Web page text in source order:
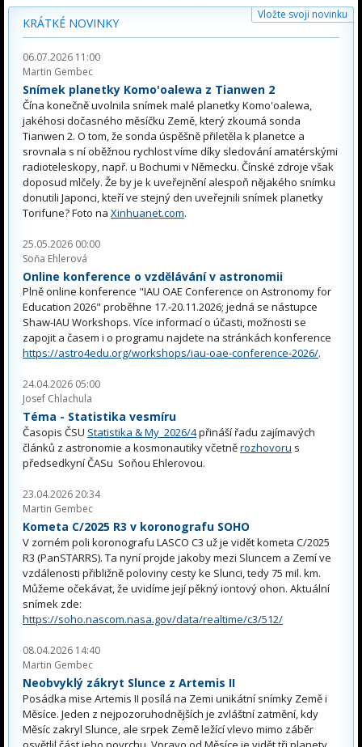
Vložte svoji novinku
KRÁTKÉ NOVINKY
06.07.2026 11:00
Martin Gembec
Snímek planetky Komo'oalewa z Tianwen 2
Čína konečně uvolnila snímek malé planetky Komo'oalewa,
jakéhosi dočasného měsíčku Země, který zkoumá sonda
Tianwen 2. O tom, že sonda úspěšně přiletěla k planetce a
srovnala s ní oběžnou rychlost víme díky sledování amatérskými
radioteleskopy, např. u Bochumi v Německu. Čínské zdroje však
doposud mlčely. Že by je k uveřejnění alespoň nějakého snímku
donutili Japonci, kteří ve stejný den uveřejnili snímek planetky
Torifune? Foto na Xinhuanet.com.
25.05.2026 00:00
Soňa Ehlerová
Online konference o vzdělávání v astronomii
Plně online konference "IAU OAE Conference on Astronomy for
Education 2026" proběhne 17.-20.11.2026; jedná se nástupce
Shaw-IAU Workshops. Více informací o účasti, možnosti se
zapojit a časem i o programu najdete na stránkách konference
https://astro4edu.org/workshops/iau-oae-conference-2026/.
24.04.2026 05:00
Josef Chlachula
Téma - Statistika vesmíru
Časopis ČSU Statistika & My 2026/4přináší řadu zajímavých
článků z astronomie a kosmonautiky včetněrozhovoru s
předsedkyní ČASu Soňou Ehlerovou.
23.04.2026 20:34
Martin Gembec
Kometa C/2025 R3 v koronografu SOHO
V zorném poli koronografu LASCO C3 už je vidět kometa C/2025
R3 (PanSTARRS). Ta nyní projde jakoby mezi Sluncem a Zemí ve
vzdálenosti přibližně poloviny cesty ke Slunci, tedy 75 mil. km.
Můžeme očekávat, že uvidíme její pěkný iontový ohon. Aktuální
snímek zde:
https://soho.nascom.nasa.gov/data/realtime/c3/512/
08.04.2026 14:40
Martin Gembec
Neobvyklý zákryt Slunce z Artemis II
Posádka mise Artemis II posílá na Zemi unikátní snímky Země i
Měsíce. Jeden z nejpozoruhodnějších je zvláštní zatmění, kdy
Měsíc zakryl Slunce, ale srpek Země ležící vlevo mimo záběr